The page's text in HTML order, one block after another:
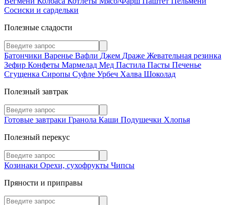
Сосиски и сардельки
Полезные сладости
Батончики Варенье Вафли Джем Драже Жевательная резинка
Зефир Конфеты Мармелад Мед Пастила Пасты Печенье
Сгущенка Сиропы Суфле Урбеч Халва Шоколад
Полезный завтрак
Готовые завтраки Гранола Каши Подушечки Хлопья
Полезный перекус
Козинаки Орехи, сухофрукты Чипсы
Пряности и приправы